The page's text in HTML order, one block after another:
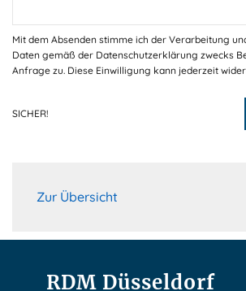
Mit dem Absenden stimme ich der Verarbeitung
Daten gemäß der Datenschutzerklärung zwecks
Anfrage zu. Diese Einwilligung kann jederzeit
SICHER!
Zur Übersicht
RDM Düsseldorf